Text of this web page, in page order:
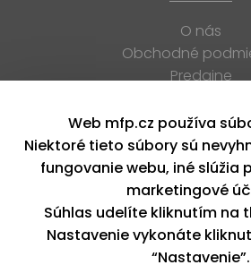
O nás
Obchodné
Predajne
K stiahnutiu
Blog
Kontakt
Kariéra
XML feed
Copyright © 2026, MFP paper s. r. o. |
Web mfp.cz používa
Niektoré tieto súbory sú
fungovanie webu, iné slúžia
marketingové
Súhlas udelíte kliknutím na
Nastavenie vykonáte
“Nastavenie”.